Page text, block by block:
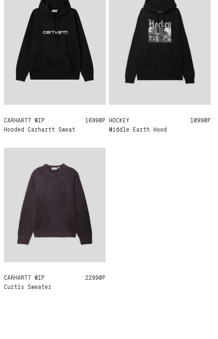
CARHARTT WIP
Hooded Carhartt Sweat
S L XL XXL 16990Р HOCKEY
Middle Earth Hood
M L XL 10990Р
CARHARTT WIP
Curtis Sweater
M L XL 22990Р